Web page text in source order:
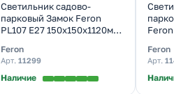
Светильник садово-
парковый Замок Feron
PL107 E27 150х150х1120мм
Feron
Арт. 11299
Наличие
Feron
Арт.